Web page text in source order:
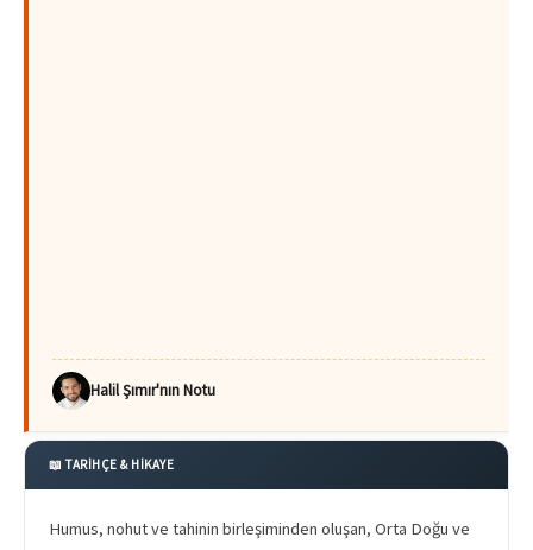
Halil Şımır'nın Notu
📖 TARİHÇE & HİKAYE
Humus, nohut ve tahinin birleşiminden oluşan, Orta Doğu ve